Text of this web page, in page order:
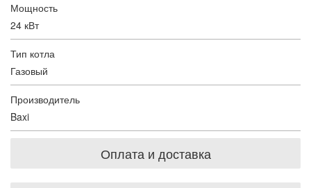
Мощность
24 кВт
Тип котла
Газовый
Производитель
Baxi
Оплата и доставка